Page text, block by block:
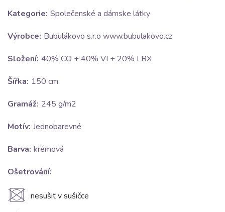
Kategorie: Společenské a dámske látky
Výrobce: Bubulákovo s.r.o www.bubulakovo.cz
Složení: 40% CO + 40% VI + 20% LRX
Šířka: 150 cm
Gramáž: 245 g/m2
Motív: Jednobarevné
Barva: krémová
Ošetrování:
U nesušit v sušičce